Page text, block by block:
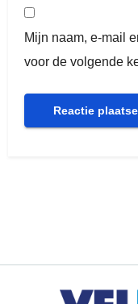
Mijn naam, e-mail
voor de volgende